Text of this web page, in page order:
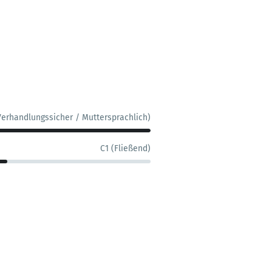
/ Muttersprachlich)
C1 (Fließend)